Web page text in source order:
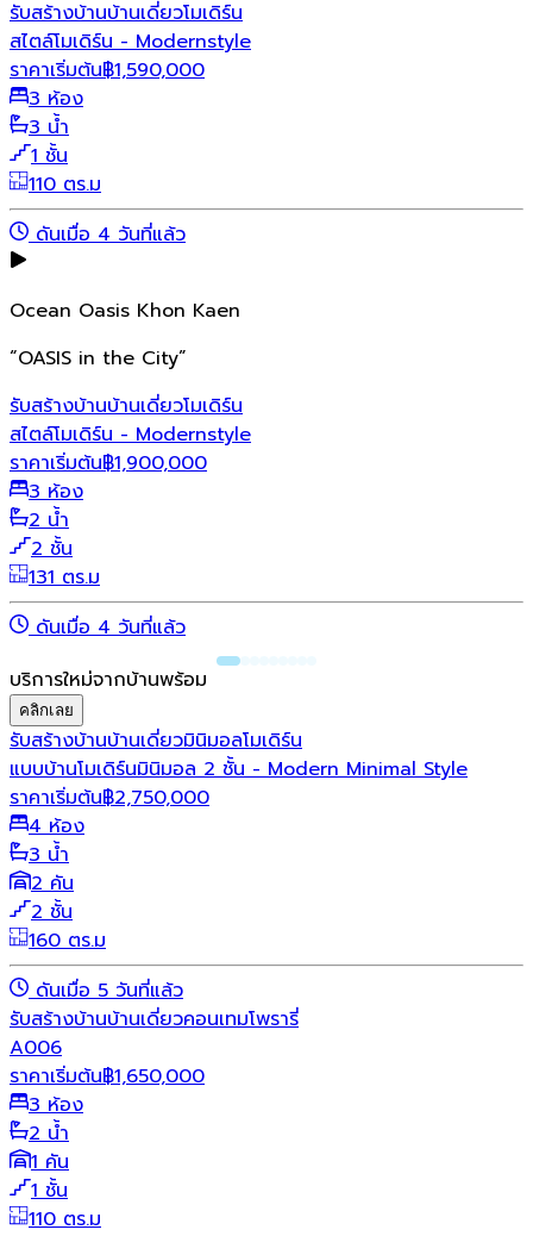
รับสร้างบ้านบ้านเดี่ยวโมเดิร์น
สไตล์โมเดิร์น - Modernstyle
ราคาเริ่มต้น฿1,590,000
3 ห้อง
3 น้ำ
1 ชั้น
110 ตร.ม
ดันเมื่อ 4 วันที่แล้ว
Ocean Oasis Khon Kaen
“OASIS in the City”
รับสร้างบ้านบ้านเดี่ยวโมเดิร์น
สไตล์โมเดิร์น - Modernstyle
ราคาเริ่มต้น฿1,900,000
3 ห้อง
2 น้ำ
2 ชั้น
131 ตร.ม
ดันเมื่อ 4 วันที่แล้ว
บริการใหม่จากบ้านพร้อม
คลิกเลย
รับสร้างบ้านบ้านเดี่ยวมินิมอลโมเดิร์น
แบบบ้านโมเดิร์นมินิมอล 2 ชั้น - Modern Minimal Style
ราคาเริ่มต้น฿2,750,000
4 ห้อง
3 น้ำ
2 คัน
2 ชั้น
160 ตร.ม
ดันเมื่อ 5 วันที่แล้ว
รับสร้างบ้านบ้านเดี่ยวคอนเทมโพรารี่
A006
ราคาเริ่มต้น฿1,650,000
3 ห้อง
2 น้ำ
1 คัน
1 ชั้น
110 ตร.ม